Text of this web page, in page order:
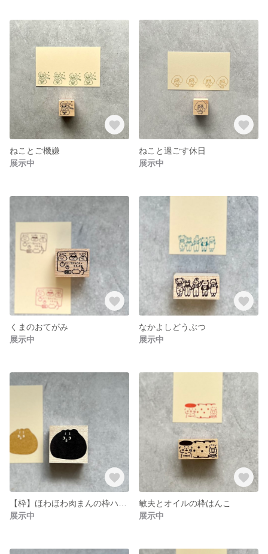
ねことご機嫌
展示中
ねこと過ごす休日
展示中
くまのおてがみ
展示中
なかよしどうぶつ
展示中
展示中
敏夫とオイルの枠はんこ
展示中